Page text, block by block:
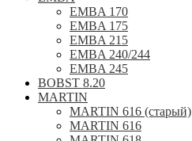
EMBA 170
EMBA 175
EMBA 215
EMBA 240/244
EMBA 245
BOBST 8.20
MARTIN
MARTIN 616 (старый)
MARTIN 616